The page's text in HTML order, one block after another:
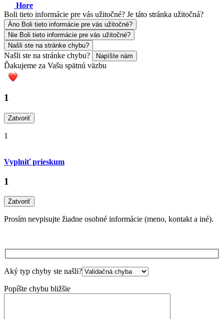
Hore
Boli tieto informácie pre vás užitočné? Je táto stránka užitočná?
Áno Boli tieto informácie pre vás užitočné?
Nie Boli tieto informácie pre vás užitočné?
Našli ste na stránke chybu?
Našli ste na stránke chybu? Napíšte nám
Ďakujeme za Vašu spätnú väzbu
1
Zatvoriť
1
Vyplniť prieskum
1
Zatvoriť
Prosím nevpisujte žiadne osobné informácie (meno, kontakt a iné).
Aký typ chyby ste našli?
Popíšte chybu bližšie